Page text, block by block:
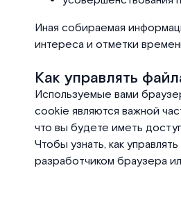
Иная собираемая
интереса и отметки
Как управлять
Используемые вами
cookie являются важной
что вы будете иметь
Чтобы узнать, как
разработчиком браузера